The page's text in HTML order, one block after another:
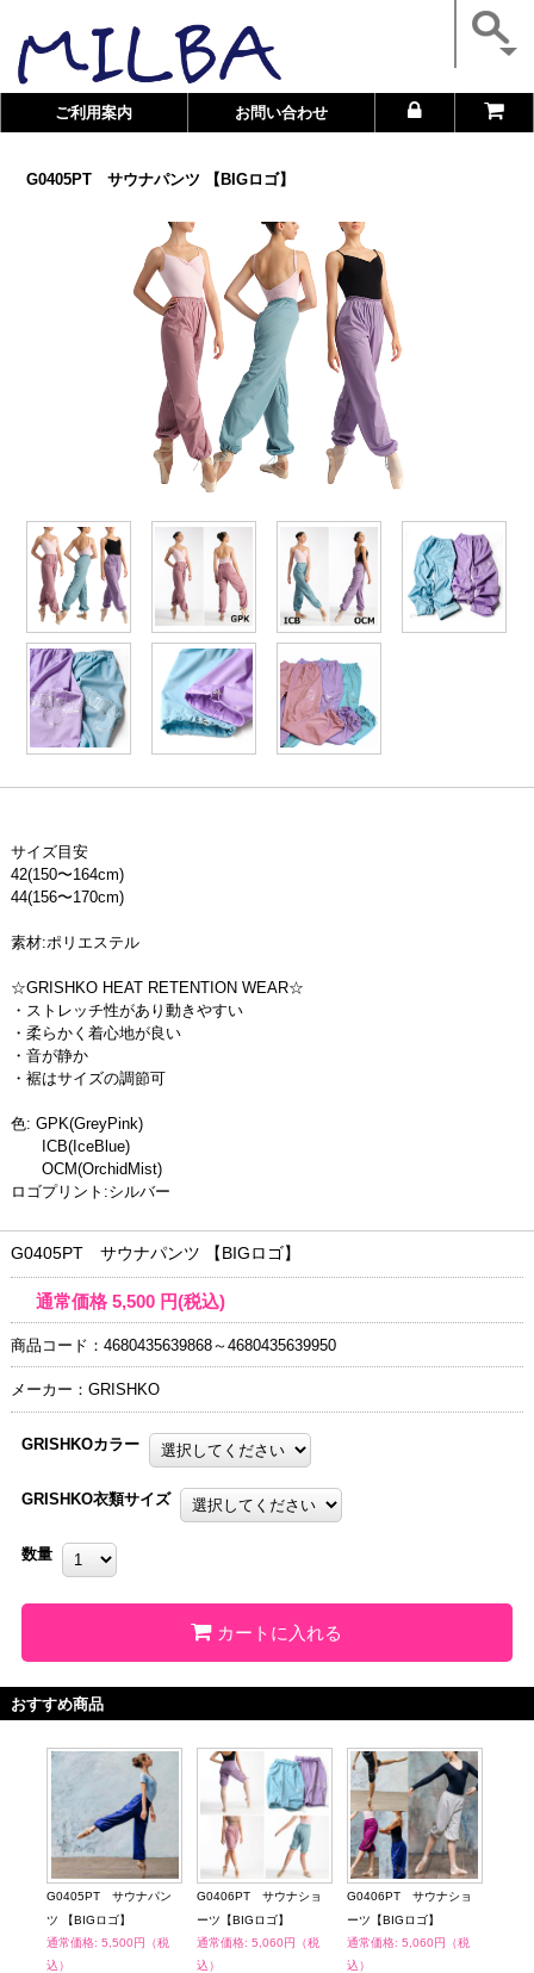
ご利用案内 お問い合わせ
G0405PT サウナパンツ 【BIGロゴ】
サイズ目安
42(150〜164cm)
44(156〜170cm)
素材:ポリエステル
☆GRISHKO HEAT RETENTION WEAR☆
・ストレッチ性があり動きやすい
・柔らかく着心地が良い
・音が静か
・裾はサイズの調節可
色: GPK(GreyPink)
ICB(IceBlue)
OCM(OrchidMist)
ロゴプリント:シルバー
G0405PT サウナパンツ 【BIGロゴ】
通常価格 5,500円(税込)
商品コード：4680435639868～4680435639950
メーカー：GRISHKO
GRISHKOカラー
GRISHKO衣類サイズ
数量
カートに入れる
おすすめ商品
G0405PT サウナパン
ツ 【BIGロゴ】
通常価格: 5,500円（税
込）
G0406PT サウナショ
ーツ【BIGロゴ】
通常価格: 5,060円（税
込）
G0406PT サウナショ
ーツ【BIGロゴ】
通常価格: 5,060円（税
込）